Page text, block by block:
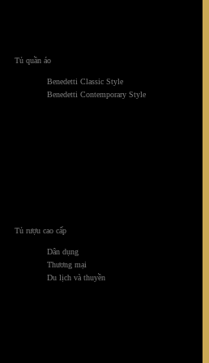
Tủ quần áo
Benedetti Classic Style
Benedetti Contemporary Style
Tủ rượu cao cấp
Dân dụng
Thương mại
Du lịch và thuyền
EMAIL